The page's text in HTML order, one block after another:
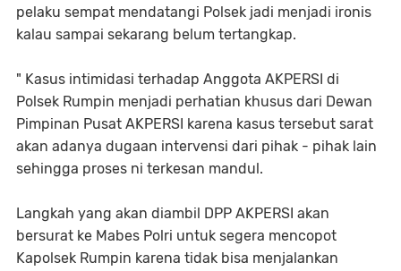
pelaku sempat mendatangi Polsek jadi menjadi ironis
kalau sampai sekarang belum tertangkap.
" Kasus intimidasi terhadap Anggota AKPERSI di
Polsek Rumpin menjadi perhatian khusus dari Dewan
Pimpinan Pusat AKPERSI karena kasus tersebut sarat
akan adanya dugaan intervensi dari pihak - pihak lain
sehingga proses ni terkesan mandul.
Langkah yang akan diambil DPP AKPERSI akan
bersurat ke Mabes Polri untuk segera mencopot
Kapolsek Rumpin karena tidak bisa menjalankan